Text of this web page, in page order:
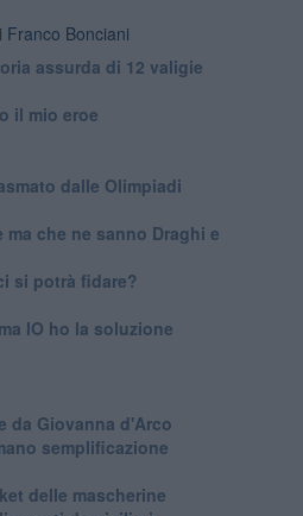
Franco Bonciani
assurda di 12 valigie
il mio eroe
dalle Olimpiadi
che ne sanno Draghi e
si potrà fidare?
IO ho la soluzione
da Giovanna d'Arco
semplificazione
delle mascherine